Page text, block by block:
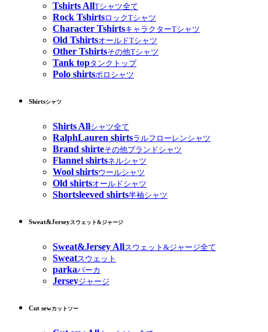
Tshirts AllTシャツ全て
Rock TshirtsロックTシャツ
Character TshirtsキャラクターTシャツ
Old TshirtsオールドTシャツ
Other Tshirtsその他Tシャツ
Tank topタンクトップ
Polo shirtsポロシャツ
Shirtsシャツ
Shirts Allシャツ全て
RalphLauren shirtsラルフローレンシャツ
Brand shirteその他ブランドシャツ
Flannel shirtsネルシャツ
Wool shirtsウールシャツ
Old shirtsオールドシャツ
Shortsleeved shirts半袖シャツ
Sweat&Jerseyスウェット&ジャージ
Sweat&Jersey Allスウェット&ジャージ全て
Sweatスウェット
parkaパーカ
Jerseyジャージ
Cut sewカットソー